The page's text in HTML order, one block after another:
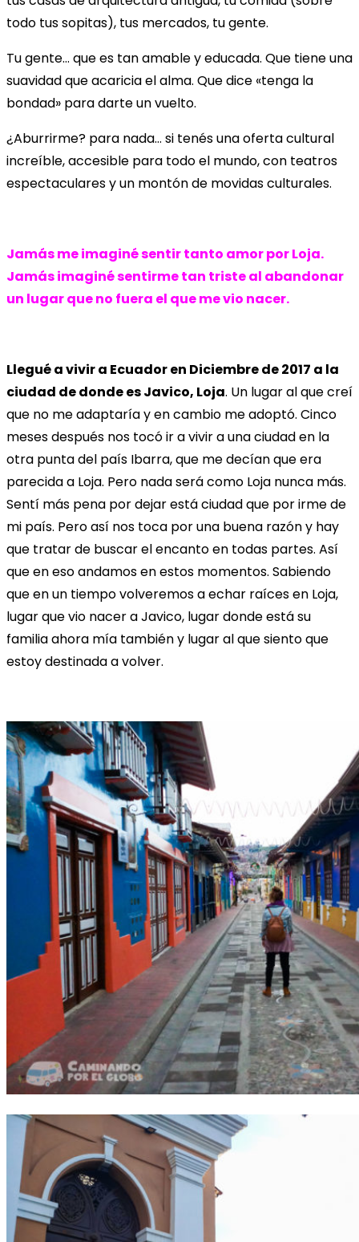
todo tus sopitas), tus mercados, tu gente.
Tu gente… que es tan amable y educada. Que tiene una
suavidad que acaricia el alma. Que dice «tenga la
bondad» para darte un vuelto.
¿Aburrirme? para nada… si tenés una oferta cultural
increíble, accesible para todo el mundo, con teatros
espectaculares y un montón de movidas culturales.
Jamás me imaginé sentir tanto amor por Loja.
Jamás imaginé sentirme tan triste al abandonar
un lugar que no fuera el que me vio nacer.
Llegué a vivir a Ecuador en Diciembre de 2017 a la
ciudad de donde es Javico, Loja. Un lugar al que creí
que no me adaptaría y en cambio me adoptó. Cinco
meses después nos tocó ir a vivir a una ciudad en la
otra punta del país Ibarra, que me decían que era
parecida a Loja. Pero nada será como Loja nunca más.
Sentí más pena por dejar está ciudad que por irme de
mi país. Pero así nos toca por una buena razón y hay
que tratar de buscar el encanto en todas partes. Así
que en eso andamos en estos momentos. Sabiendo
que en un tiempo volveremos a echar raíces en Loja,
lugar que vio nacer a Javico, lugar donde está su
familia ahora mía también y lugar al que siento que
estoy destinada a volver.